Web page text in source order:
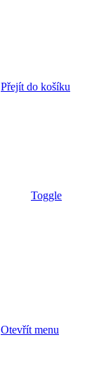
Přejít do košíku
Toggle
Otevřít menu